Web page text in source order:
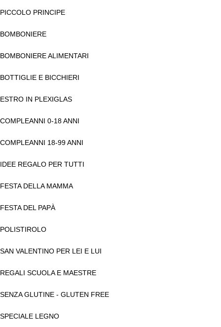
PICCOLO PRINCIPE
BOMBONIERE
BOMBONIERE ALIMENTARI
BOTTIGLIE E BICCHIERI
ESTRO IN PLEXIGLAS
COMPLEANNI 0-18 ANNI
COMPLEANNI 18-99 ANNI
IDEE REGALO PER TUTTI
FESTA DELLA MAMMA
FESTA DEL PAPÀ
POLISTIROLO
SAN VALENTINO PER LEI E LUI
REGALI SCUOLA E MAESTRE
SENZA GLUTINE - GLUTEN FREE
SPECIALE LEGNO